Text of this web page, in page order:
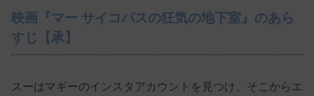
映画『マー サイコパスの狂気の地下室』のあら
すじ【承】
スーはマギーのインスタアカウントを見つけ、そこからエ